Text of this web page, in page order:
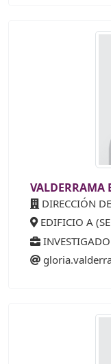
VALDERRAMA
DIRECCIÓN
EDIFICIO A